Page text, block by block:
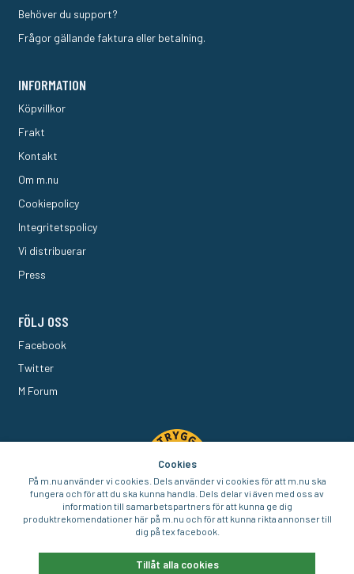
Behöver du support?
Frågor gällande faktura eller betalning.
INFORMATION
Köpvillkor
Frakt
Kontakt
Om m.nu
Cookiepolicy
Integritetspolicy
Vi distribuerar
Press
FÖLJ OSS
Facebook
Twitter
M Forum
Cookies
På m.nu använder vi cookies. Dels använder vi cookies för att m.nu ska
fungera och för att du ska kunna handla. Dels delar vi även med oss av
information till samarbetspartners för att kunna ge dig
produktrekomendationer här på m.nu och för att kunna rikta annonser till
dig på tex facebook.
Tillåt alla cookies